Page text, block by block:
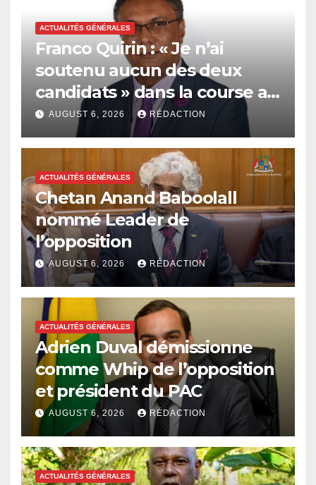
ACTUALITÉS GÉNÉRALES
Franco Quirin : « Je n’ai
soutenu aucun des deux
candidats » dans la course au
poste de Leader de
l’opposition
AUGUST 6, 2026 RÉDACTION
ACTUALITÉS GÉNÉRALES
Chetan Anand Baboolall
nommé Leader de
l’opposition
AUGUST 6, 2026 RÉDACTION
ACTUALITÉS GÉNÉRALES
Adrien Duval démissionne
comme Whip de l’opposition
et président du PAC
AUGUST 6, 2026 RÉDACTION
ACTUALITÉS GÉNÉRALES